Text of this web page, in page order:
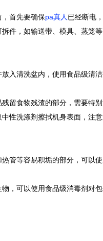
首先要确保pa真人 已经断电
件，如输送带、模具、蒸笼
入清洗盆内，使用食品级清
残留食物残渣的部分，需要特
中性洗涤剂擦拭机身表面，注
管等容易积垢的部分，可以
物，可以使用食品级消毒剂对